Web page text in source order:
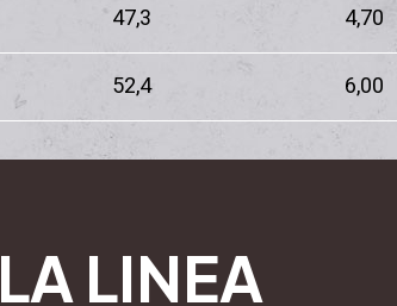
47,3 4,70
52,4 6,00
LA LINEA